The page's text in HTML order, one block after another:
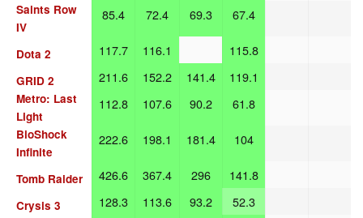
Saints Row
IV
85.4 72.4 69.3 67.4
Dota 2 117.7 116.1 115.8
GRID 2 211.6 152.2 141.4 119.1
Metro: Last
Light
112.8 107.6 90.2 61.8
BioShock
Infinite
222.6 198.1 181.4 104
Tomb Raider 426.6 367.4 296 141.8
Crysis 3 128.3 113.6 93.2 52.3